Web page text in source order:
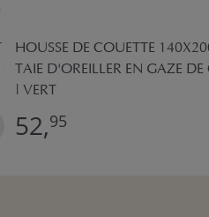
HOUSSE DE COUETTE
TAIE D'OREILLER EN GAZE
| VERT
52,95